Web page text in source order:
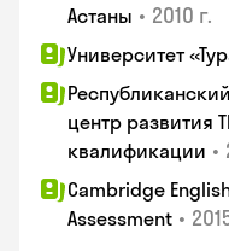
Астаны • 2010 г.
Университет
центр развития
квалификации •
Cambridge
Assessment •